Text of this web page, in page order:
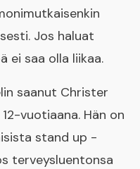
Jos haluat
ei saa olla liikaa.
saanut Christer
vuotiaana. Hän on
stand up -
terveysluentonsa